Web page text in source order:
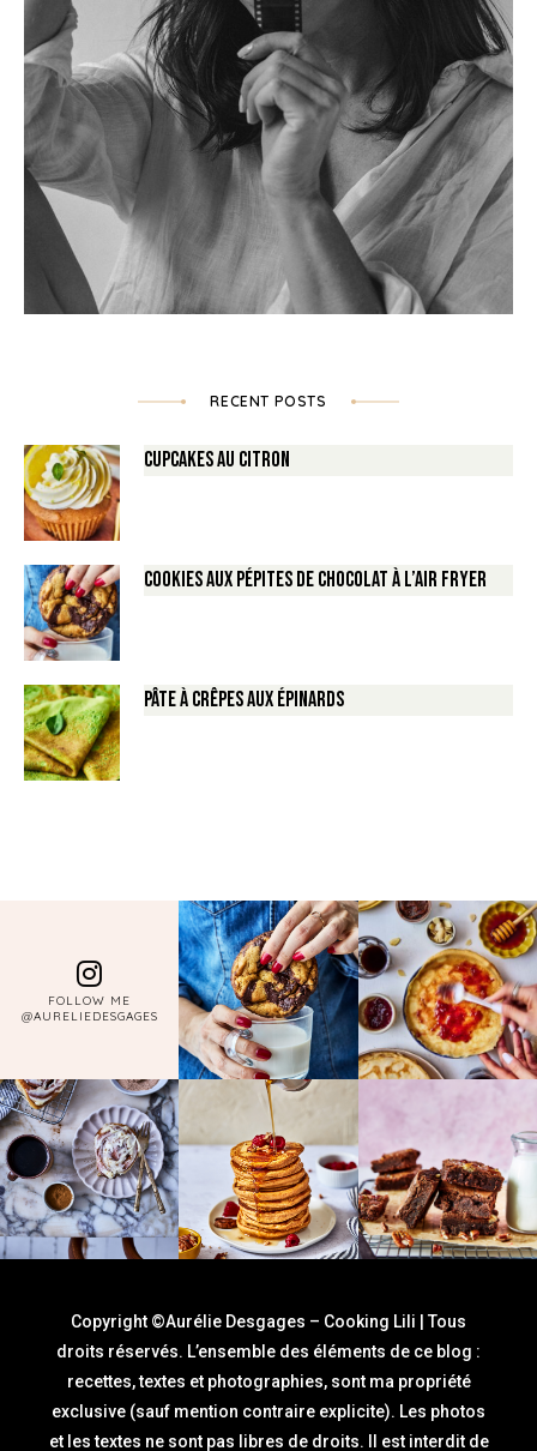
RECENT POSTS
Cupcakes au Citron
Cookies aux pépites de Chocolat à l’air fryer
Pâte à crêpes aux épinards
FOLLOW ME
@AURELIEDESGAGES
Copyright ©Aurélie Desgages – Cooking Lili | Tous
droits réservés. L’ensemble des éléments de ce blog :
recettes, textes et photographies, sont ma propriété
exclusive (sauf mention contraire explicite). Les photos
et les textes ne sont pas libres de droits. Il est interdit de